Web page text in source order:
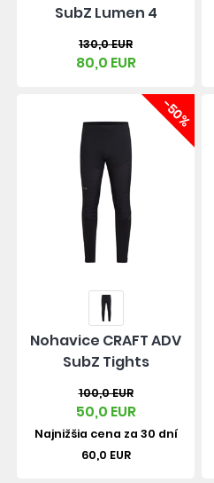
SubZ Lumen 4
130,0 EUR
80,0 EUR
-50%
Nohavice CRAFT ADV
SubZ Tights
100,0 EUR
50,0 EUR
Najnižšia cena za 30 dní
60,0 EUR